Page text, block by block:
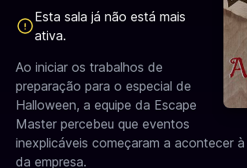
Esta sala já não está mais
ativa.
Ao iniciar os trabalhos de
preparação para o especial de
Halloween, a equipe da Escape
Master percebeu que eventos
inexplicáveis começaram a acontecer
da empresa.